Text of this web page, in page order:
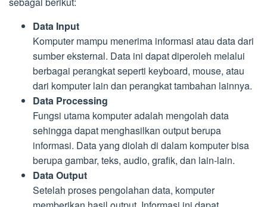
Data Input
Komputer mampu menerima informasi atau data dari
sumber eksternal. Data ini dapat diperoleh melalui
berbagai perangkat seperti keyboard, mouse, atau
dari komputer lain dan perangkat tambahan lainnya.
Data Processing
Fungsi utama komputer adalah mengolah data
sehingga dapat menghasilkan output berupa
informasi. Data yang diolah di dalam komputer bisa
berupa gambar, teks, audio, grafik, dan lain-lain.
Data Output
Setelah proses pengolahan data, komputer